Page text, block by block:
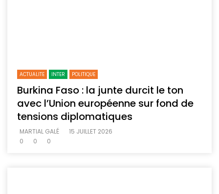
ACTUALITE INTER POLITIQUE
Burkina Faso : la junte durcit le ton
avec l’Union européenne sur fond de
tensions diplomatiques
MARTIAL GALÉ
15 JUILLET 2026
0
0 0